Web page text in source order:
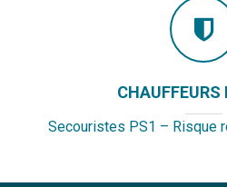
CHAUFFEURS
Secouristes PS1 – Risque